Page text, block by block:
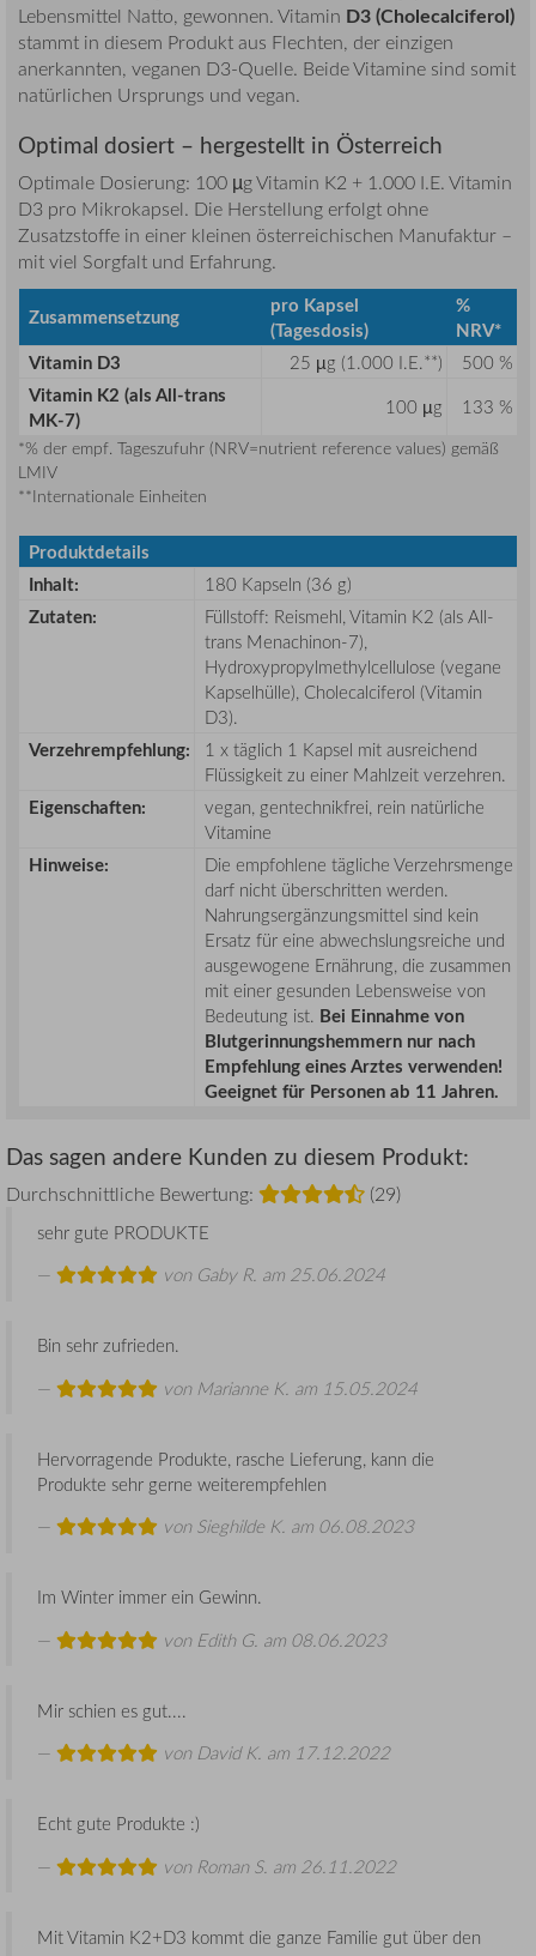
Lebensmittel Natto, gewonnen. Vitamin D3 (Cholecalciferol)
stammt in diesem Produkt aus Flechten, der einzigen
anerkannten, veganen D3-Quelle. Beide Vitamine sind somit
natürlichen Ursprungs und vegan.
Optimal dosiert – hergestellt in Österreich
Optimale Dosierung: 100 µg Vitamin K2 + 1.000 I.E. Vitamin
D3 pro Mikrokapsel. Die Herstellung erfolgt ohne
Zusatzstoffe in einer kleinen österreichischen Manufaktur –
mit viel Sorgfalt und Erfahrung.
Zusammensetzung
pro Kapsel
(Tagesdosis)
%
NRV*
Vitamin D3
25 µg (1.000 I.E.**) 500 %
Vitamin K2 (als All-trans
MK-7)
100 µg 133 %
*% der empf. Tageszufuhr (NRV=nutrient reference values) gemäß
LMIV
**Internationale Einheiten
Produktdetails
Inhalt:
180 Kapseln (36 g)
Zutaten:
Füllstoff: Reismehl, Vitamin K2 (als All-
trans Menachinon-7),
Hydroxypropylmethylcellulose (vegane
Kapselhülle), Cholecalciferol (Vitamin
D3).
Verzehrempfehlung:
1 x täglich 1 Kapsel mit ausreichend
Flüssigkeit zu einer Mahlzeit verzehren.
Eigenschaften:
vegan, gentechnikfrei, rein natürliche
Vitamine
Hinweise:
Die empfohlene tägliche Verzehrsmenge
darf nicht überschritten werden.
Nahrungsergänzungsmittel sind kein
Ersatz für eine abwechslungsreiche und
ausgewogene Ernährung, die zusammen
mit einer gesunden Lebensweise von
Bedeutung ist. Bei Einnahme von
Blutgerinnungshemmern nur nach
Empfehlung eines Arztes verwenden!
Geeignet für Personen ab 11 Jahren.
Das sagen andere Kunden zu diesem Produkt:
Durchschnittliche Bewertung: (29)
sehr gute PRODUKTE
von Gaby R. am 25.06.2024
Bin sehr zufrieden.
von Marianne K. am 15.05.2024
Hervorragende Produkte, rasche Lieferung, kann die
Produkte sehr gerne weiterempfehlen
von Sieghilde K. am 06.08.2023
Im Winter immer ein Gewinn.
von Edith G. am 08.06.2023
Mir schien es gut....
von David K. am 17.12.2022
Echt gute Produkte :)
von Roman S. am 26.11.2022
Mit Vitamin K2+D3 kommt die ganze Familie gut über den